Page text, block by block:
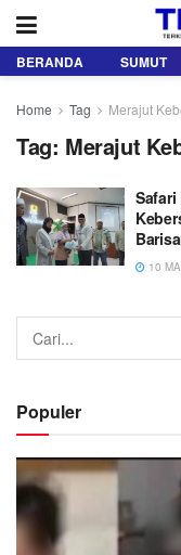
BERANDA SUMUT
Home Tag Merajut
Tag: Merajut
Safari
10
Populer